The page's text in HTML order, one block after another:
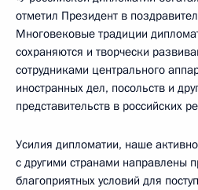
отметил Президент в
Многовековые традиции
сохраняются и творчески
сотрудниками центрального
иностранных дел, посольств и
представительств в российских
Усилия дипломатии, наше
с другими странами направлены
благоприятных условий для